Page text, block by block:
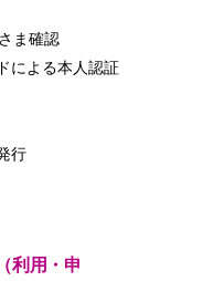
ま確認
による本人認証
行
利用・申